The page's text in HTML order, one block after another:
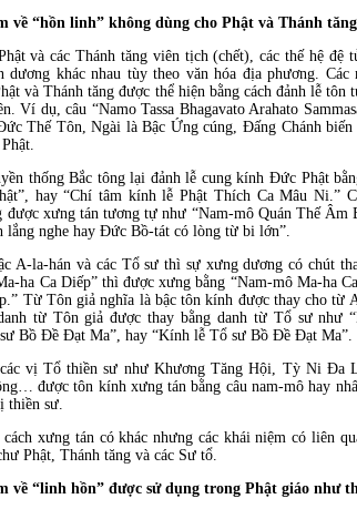
về “hồn linh” không dùng cho Phật và Thánh tăng
và các Thánh tăng viên tịch (chết), các thế hệ đệ
dương khác nhau tùy theo văn hóa địa phương.
và Thánh tăng được thể hiện bằng cách đảnh lễ
Ví dụ, câu “Namo Tassa Bhagavato Arahato
Thế Tôn, Ngài là Bậc Ứng cúng, Đấng Chánh
thống Bắc tông lại đảnh lễ cung kính Đức Phật
hay “Chí tâm kính lễ Phật Thích Ca Mâu Ni.”
được xưng tán tương tự như “Nam-mô Quán Thế
lắng nghe hay Đức Bồ-tát có lòng từ bi lớn”.
A-la-hán và các Tổ sư thì sự xưng dương có chút
ha Ca Diếp” thì được xưng bằng “Nam-mô Ma-ha
Từ Tôn giả nghĩa là bậc tôn kính được thay cho từ
từ Tôn giả được thay bằng danh từ Tổ sư như
Bồ Đề Đạt Ma”, hay “Kính lễ Tổ sư Bồ Đề Đạt Ma”.
vị Tổ thiền sư như Khương Tăng Hội, Tỳ Ni Đa
được tôn kính xưng tán bằng câu nam-mô hay
thiền sư.
xưng tán có khác nhưng các khái niệm có liên
Phật, Thánh tăng và các Sư tổ.
về “linh hồn” được sử dụng trong Phật giáo như